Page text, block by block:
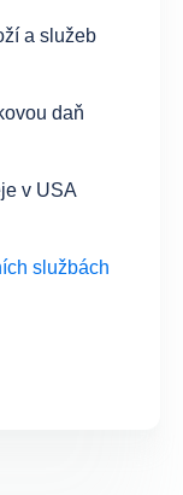
a služeb
daň
v USA
službách